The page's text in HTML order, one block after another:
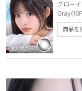
ベスト
カラコン
装着期間
1 Day
グロー
商品を